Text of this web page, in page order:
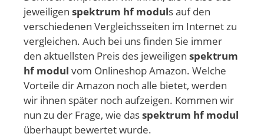
jeweiligen spektrum hf moduls auf den
verschiedenen Vergleichsseiten im Internet zu
vergleichen. Auch bei uns finden Sie immer
den aktuellsten Preis des jeweiligen spektrum
hf modul vom Onlineshop Amazon. Welche
Vorteile dir Amazon noch alle bietet, werden
wir ihnen später noch aufzeigen. Kommen wir
nun zu der Frage, wie dasspektrum hf modul
überhaupt bewertet wurde.